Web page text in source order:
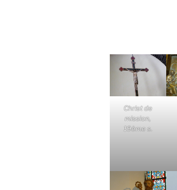
Christ de
mission,
19ème s.